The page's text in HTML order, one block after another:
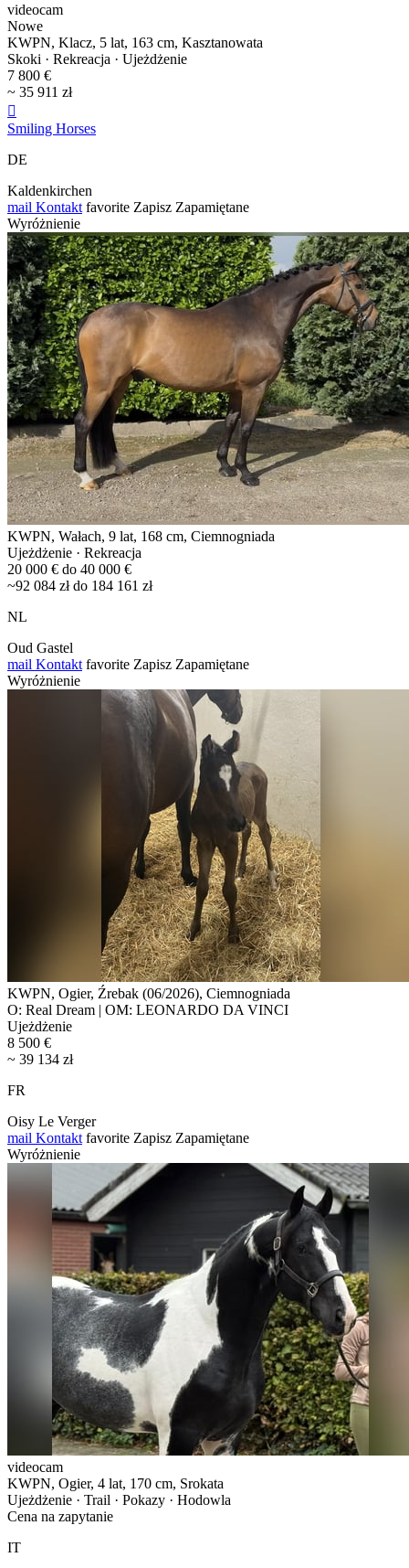
videocam
Nowe
KWPN, Klacz, 5 lat, 163 cm, Kasztanowata
Skoki · Rekreacja · Ujeżdżenie
7 800 €
~ 35 911 zł

Smiling Horses
DE
Kaldenkirchen
mail Kontakt favorite Zapisz Zapamiętane
Wyróżnienie
KWPN, Wałach, 9 lat, 168 cm, Ciemnogniada
Ujeżdżenie · Rekreacja
20 000 € do 40 000 €
~92 084 zł do 184 161 zł
NL
Oud Gastel
mail Kontakt favorite Zapisz Zapamiętane
Wyróżnienie
KWPN, Ogier, Źrebak (06/2026), Ciemnogniada
O: Real Dream | OM: LEONARDO DA VINCI
Ujeżdżenie
8 500 €
~ 39 134 zł
FR
Oisy Le Verger
mail Kontakt favorite Zapisz Zapamiętane
Wyróżnienie
videocam
KWPN, Ogier, 4 lat, 170 cm, Srokata
Ujeżdżenie · Trail · Pokazy · Hodowla
Cena na zapytanie
IT